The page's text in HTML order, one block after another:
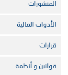
المنشورات
الأدوات المالية
قرارات
قوانين و أنظمة